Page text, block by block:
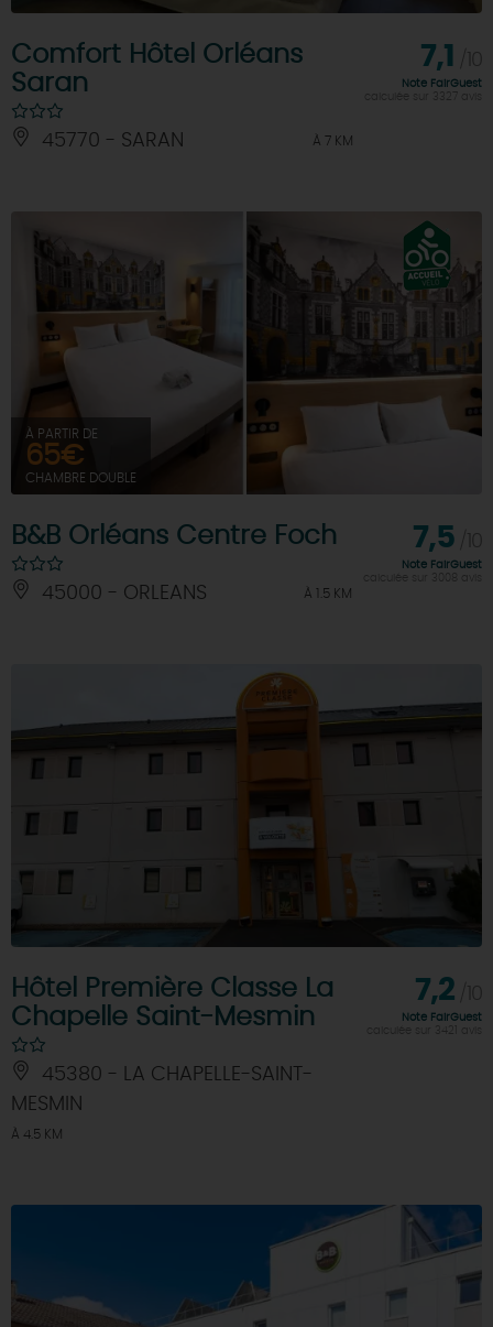
Comfort Hôtel Orléans
Saran
45770 - SARAN À 7 KM
7,1
Note FairGuest
À PARTIR DE
65€
CHAMBRE DOUBLE
B&B Orléans Centre Foch
45000 - ORLEANS À 1.5 KM
7,5
Note FairGuest
Hôtel Première Classe La
Chapelle Saint-Mesmin
45380 - LA CHAPELLE-SAINT-
MESMIN
À 4.5 KM
7,2
Note FairGuest